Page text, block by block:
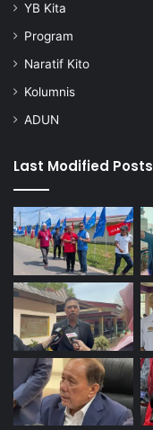
YB Kita
Program
Naratif Kito
Kolumnis
ADUN
Last Modified Posts